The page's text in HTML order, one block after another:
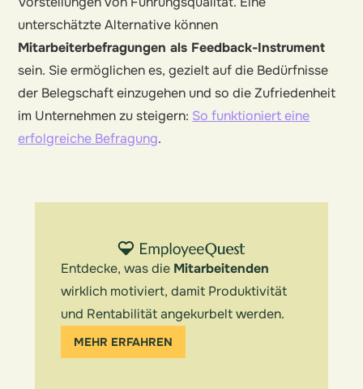
unterschätzte Alternative können
Mitarbeiterbefragungen als Feedback-Instrument
sein. Sie ermöglichen es, gezielt auf die Bedürfnisse
der Belegschaft einzugehen und so die Zufriedenheit
im Unternehmen zu steigern: So funktioniert eine
erfolgreiche Befragung.
Entdecke, was die Mitarbeitenden
wirklich motiviert, damit Produktivität
und Rentabilität angekurbelt werden.
MEHR ERFAHREN